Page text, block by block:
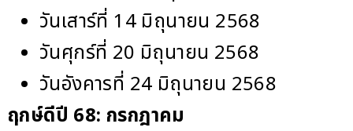
วันเสาร์ที่ 14 มิถุนายน 2568
วันศุกร์ที่ 20 มิถุนายน 2568
วันอังคารที่ 24 มิถุนายน 2568
ฤกษ์ดีปี 68: กรกฎาคม